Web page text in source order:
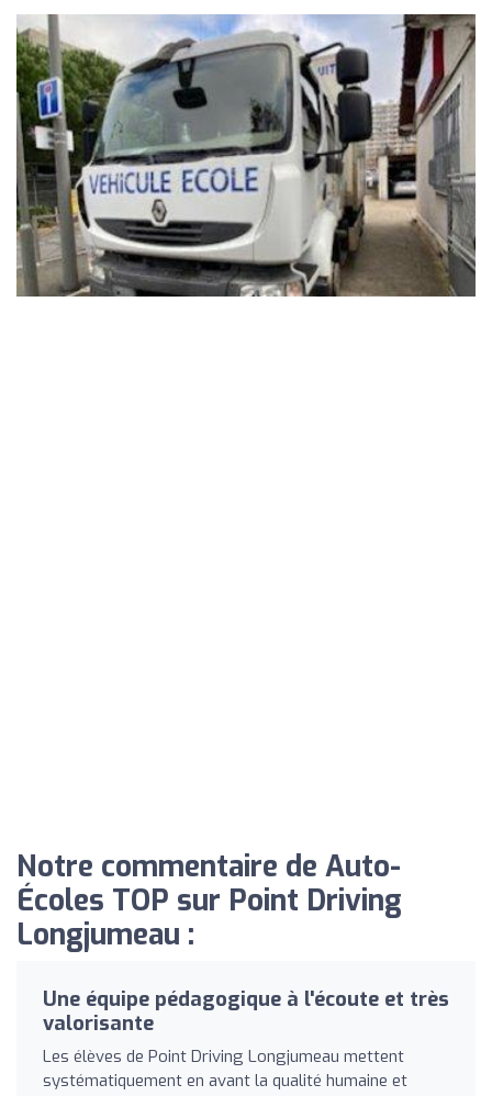
Notre commentaire de Auto-
Écoles TOP sur Point Driving
Longjumeau :
Une équipe pédagogique à l'écoute et très
valorisante
Les élèves de Point Driving Longjumeau mettent
systématiquement en avant la qualité humaine et